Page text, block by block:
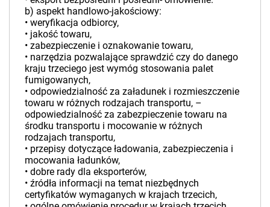
b) aspekt handlowo-jakościowy:
• weryfikacja odbiorcy,
• jakość towaru,
• zabezpieczenie i oznakowanie towaru,
• narzędzia pozwalające sprawdzić czy do danego
kraju trzeciego jest wymóg stosowania palet
fumigowanych,
• odpowiedzialność za załadunek i rozmieszczenie
towaru w różnych rodzajach transportu, –
odpowiedzialność za zabezpieczenie towaru na
środku transportu i mocowanie w różnych
rodzajach transportu,
• przepisy dotyczące ładowania, zabezpieczenia i
mocowania ładunków,
• dobre rady dla eksporterów,
• źródła informacji na temat niezbędnych
certyfikatów wymaganych w krajach trzecich,